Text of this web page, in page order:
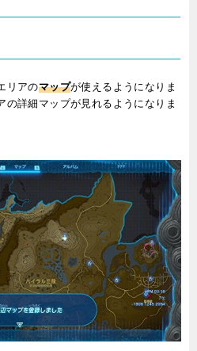
リアのマップが使えるようになりま
の詳細マップが見れるようになりま